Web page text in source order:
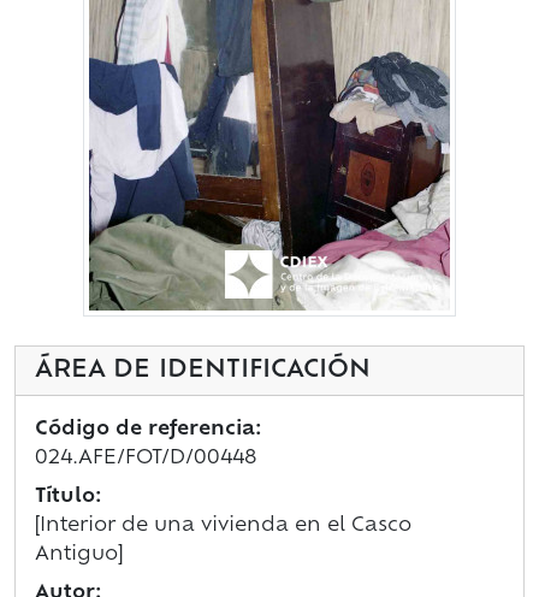
ÁREA DE IDENTIFICACIÓN
Código de referencia:
024.AFE/FOT/D/00448
Título:
[Interior de una vivienda en el Casco
Antiguo]